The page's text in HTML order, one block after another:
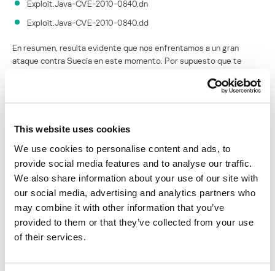
This website uses cookies
We use cookies to personalise content and ads, to
provide social media features and to analyse our traffic.
We also share information about your use of our site with
our social media, advertising and analytics partners who
may combine it with other information that you’ve
provided to them or that they’ve collected from your use
of their services.
Exploit.Java-CVE-2010-0840.dn
Exploit.Java-CVE-2010-0840.dd
En resumen, resulta evidente que nos enfrentamos a un gran
ataque contra Suecia en este momento. Por supuesto que te
Finalmente, urjo a los lectores a que no sólo recurran a Windows
escribí fue el “postshock” después de la mayor infección masiva
de los sitios ASP.NET que describimos hace algún tiempo. El
artículo completo está aquí:
Cuando analizamos la estadística, vemos que todavía sigue
creciendo el número de exploits Java y estamos tratando de